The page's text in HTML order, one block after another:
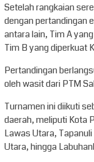
Setelah rangkaian
dengan pertandingan
antara lain, Tim A
Tim B yang diperkuat
Pertandingan
oleh wasit dari PTM
Turnamen ini diikuti
daerah, meliputi Kota
Lawas Utara,
Utara, hingga